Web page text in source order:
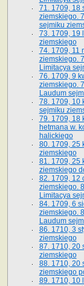
71. 1709, 18
ziemskiego.
sejmiku
73. 1709, 19
ziemskiego
74. 1709, 11
ziemskiego.
Limitacya
76. 1709, 9
ziemskiego.
Laudum
78. 1709, 10
sejmiku
79. 1709, 18
hetmana w.
halickiego
80. 1709, 25
ziemskiego
81. 1709, 25
ziemskiego
82. 1709, 12
ziemskiego.
Limitacya
84. 1709, 6
ziemskiego.
Laudum
86. 1710, 3
ziemskiego
87. 1710, 20
ziemskiego
88. 1710, 20
ziemskiego
89. 1710, 10